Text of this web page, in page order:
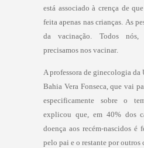
está associado à crença de
feita apenas nas crianças. As
da vacinação. Todos
precisamos nos vacinar.
A professora de ginecologia da
Bahia Vera Fonseca, que vai
especificamente sobre o
explicou que, em 40% dos
doença aos recém-nascidos é
pelo pai e o restante por outros